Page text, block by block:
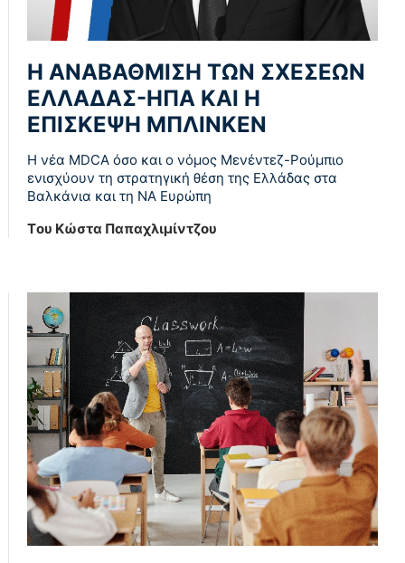
Η ΑΝΑΒΑΘΜΙΣΗ ΤΩΝ ΣΧΕΣΕΩΝ
ΕΛΛΑΔΑΣ-ΗΠΑ ΚΑΙ Η
ΕΠΙΣΚΕΨΗ ΜΠΛΙΝΚΕΝ
Η νέα MDCA όσο και ο νόμος Μενέντεζ-Ρούμπιο
ενισχύουν τη στρατηγική θέση της Ελλάδας στα
Βαλκάνια και τη ΝΑ Ευρώπη
Tου Κώστα Παπαχλιμίντζου